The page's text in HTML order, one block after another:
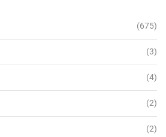
(675)
(3)
(4)
(2)
(2)